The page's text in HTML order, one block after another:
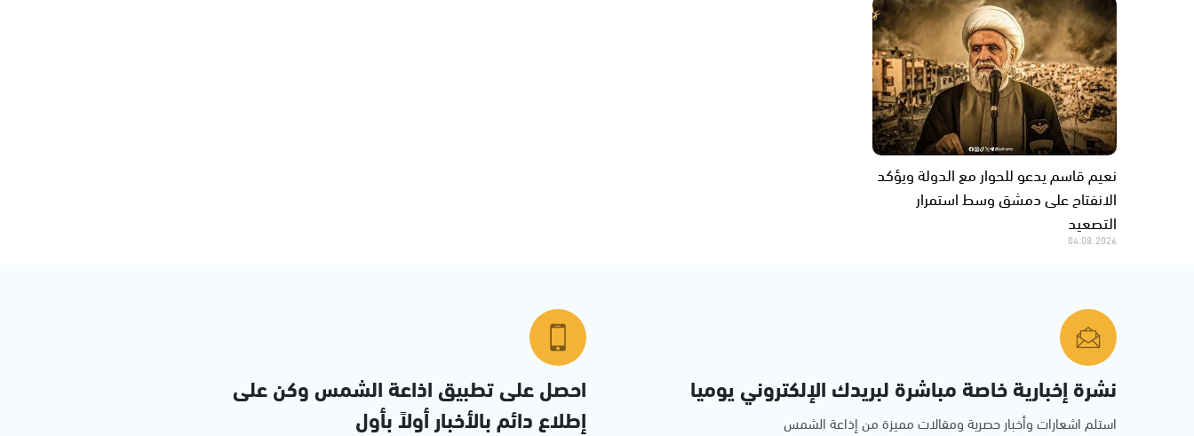
نعيم قاسم يدعو للحوار مع الدولة ويؤكد
الانفتاح على دمشق وسط استمرار
التصعيد
04.08.2026
نشرة إخبارية خاصة مباشرة لبريدك الإلكتروني يوميا
استلم اشعارات وأخبار حصرية ومقالات مميزة من إذاعة الشمس
احصل على تطبيق اذاعة الشمس وكن على
إطلاع دائم بالأخبار أولاً بأول